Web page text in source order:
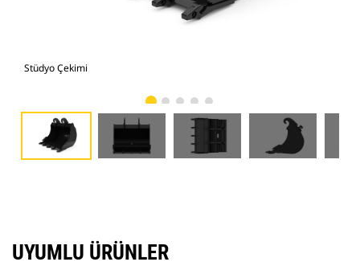
Stüdyo Çekimi
UYUMLU ÜRÜNLER